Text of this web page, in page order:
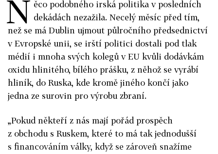
N ěco podobného irská politika v posledních
dekádách nezažila. Necelý měsíc před tím,
než se má Dublin ujmout půlročního předsednictví
v Evropské unii, se irští politici dostali pod tlak
médií i mnoha svých kolegů v EU kvůli dodávkám
oxidu hlinitého, bílého prášku, z něhož se vyrábí
hliník, do Ruska, kde kromě jiného končí jako
jedna ze surovin pro výrobu zbraní.
„Pokud někteří z nás mají pořád prospěch
z obchodu s Ruskem, které to má tak jednodušší
s financováním války, když se zároveň snažíme